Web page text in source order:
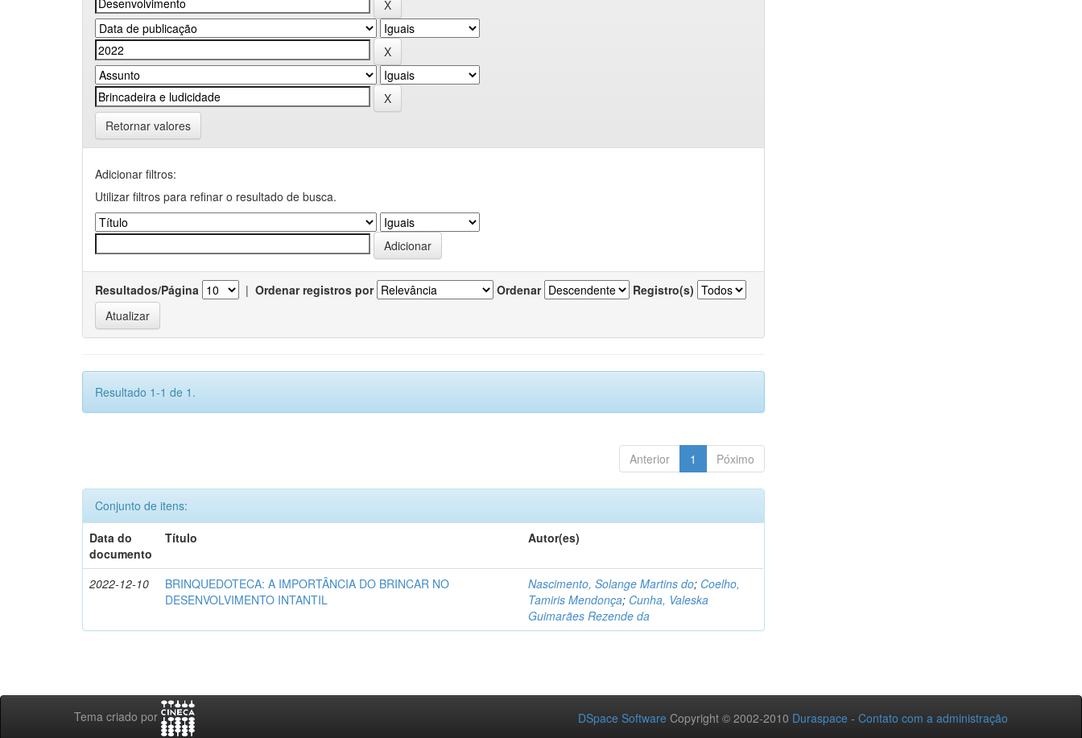
Retornar valores
Adicionar filtros:
Utilizar filtros para refinar o resultado de busca.
Resultados/Página | Ordenar registros por Ordenar Registro(s)
Resultado 1-1 de 1.
Anterior 1 Póximo
Conjunto de itens:
Data do
documento
Título Autor(es)
2022-12-10
BRINQUEDOTECA: A IMPORTÂNCIA DO BRINCAR NO
DESENVOLVIMENTO INTANTIL
Nascimento, Solange Martins do; Coelho,
Tamiris Mendonça; Cunha, Valeska
Guimarães Rezende da
Tema criado por DSpace Software Copyright © 2002-2010 Duraspace - Contato com a administração